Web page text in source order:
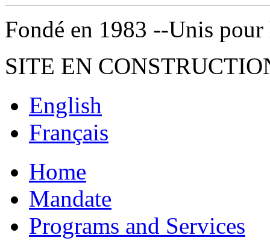
Fondé en 1983 --Unis
SITE EN
English
Français
Home
Mandate
Programs and Services